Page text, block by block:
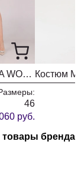
Платье MISLANA WOMEN 728/1
46
руб.
товары бренда